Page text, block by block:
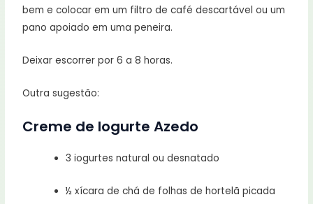
bem e colocar em um filtro de café descartável ou um
pano apoiado em uma peneira.
Deixar escorrer por 6 a 8 horas.
Outra sugestão:
Creme de Iogurte Azedo
3 iogurtes natural ou desnatado
½ xícara de chá de folhas de hortelã picada